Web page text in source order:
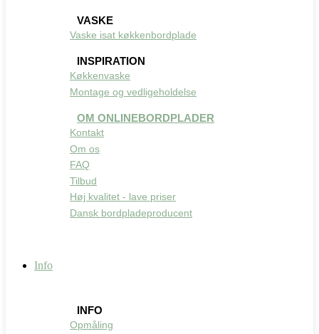
VASKE
Vaske isat køkkenbordplade
INSPIRATION
Køkkenvaske
Montage og vedligeholdelse
OM ONLINEBORDPLADER
Kontakt
Om os
FAQ
Tilbud
Høj kvalitet - lave priser
Dansk bordpladeproducent
Info
INFO
Opmåling